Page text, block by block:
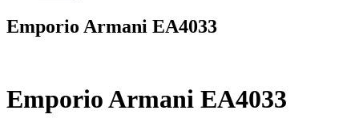
Emporio Armani EA4033
Emporio Armani EA4033